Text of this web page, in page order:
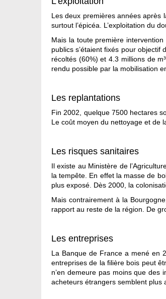
Les deux premières années après
surtout l’épicéa. L’exploitation du
Mais la toute première
publics s’étaient fixés pour
récoltés (60%) et 4.3 millions de
rendu possible par la mobilisation
Les replantations
Fin 2002, quelque 7500 hectares
Le coût moyen du nettoyage et de
Les risques sanitaires
Il existe au Ministère de
la tempête. En effet la masse de
plus exposé. Dès 2000, la
Mais contrairement à la
rapport au reste de la région. De
Les entreprises
La Banque de France a mené en
entreprises de la filière bois peut
n’en demeure pas moins que des
acheteurs étrangers semblent plus